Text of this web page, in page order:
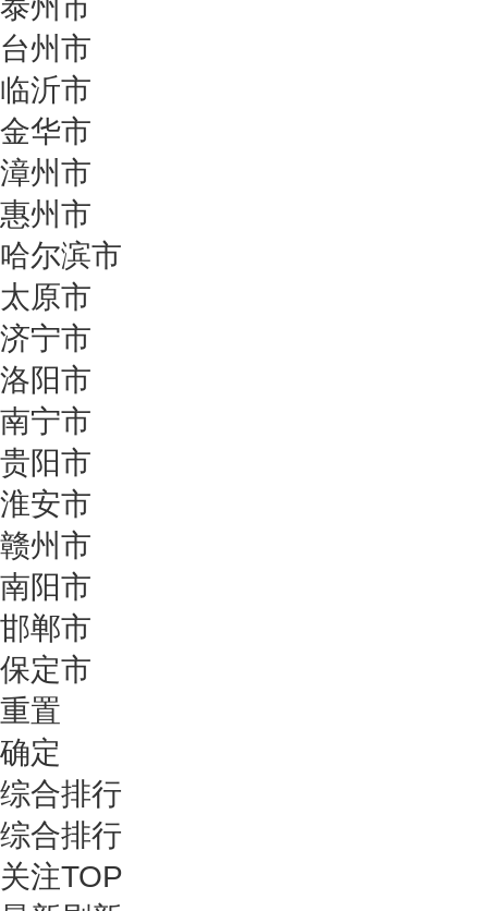
泰州市
台州市
临沂市
金华市
漳州市
惠州市
哈尔滨市
太原市
济宁市
洛阳市
南宁市
贵阳市
淮安市
赣州市
南阳市
邯郸市
保定市
重置
确定
综合排行
综合排行
关注TOP